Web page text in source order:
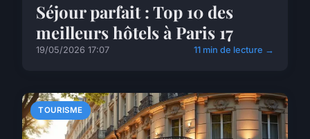
Séjour parfait : Top 10 des
meilleurs hôtels à Paris 17
19/05/2026 17:07 11 min de lecture →
TOURISME